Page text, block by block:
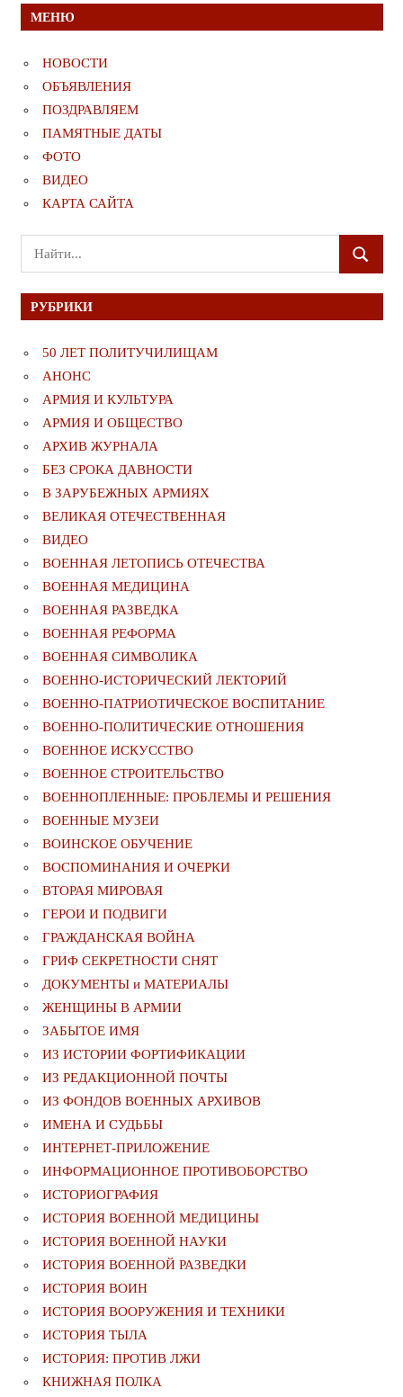
МЕНЮ
НОВОСТИ
ОБЪЯВЛЕНИЯ
ПОЗДРАВЛЯЕМ
ПАМЯТНЫЕ ДАТЫ
ФОТО
ВИДЕО
КАРТА САЙТА
Поиск
для:
ПОИСК
РУБРИКИ
50 ЛЕТ ПОЛИТУЧИЛИЩАМ
АНОНС
АРМИЯ И КУЛЬТУРА
АРМИЯ И ОБЩЕСТВО
АРХИВ ЖУРНАЛА
БЕЗ СРОКА ДАВНОСТИ
В ЗАРУБЕЖНЫХ АРМИЯХ
ВЕЛИКАЯ ОТЕЧЕСТВЕННАЯ
ВИДЕО
ВОЕННАЯ ЛЕТОПИСЬ ОТЕЧЕСТВА
ВОЕННАЯ МЕДИЦИНА
ВОЕННАЯ РАЗВЕДКА
ВОЕННАЯ РЕФОРМА
ВОЕННАЯ СИМВОЛИКА
ВОЕННО-ИСТОРИЧЕСКИЙ ЛЕКТОРИЙ
ВОЕННО-ПАТРИОТИЧЕСКОЕ ВОСПИТАНИЕ
ВОЕННО-ПОЛИТИЧЕСКИE ОТНОШЕНИЯ
ВОЕННОЕ ИСКУССТВО
ВОЕННОЕ СТРОИТЕЛЬСТВО
ВОЕННОПЛЕННЫЕ: ПРОБЛЕМЫ И РЕШЕНИЯ
ВОЕННЫЕ МУЗЕИ
ВОИНСКОЕ ОБУЧЕНИЕ
ВОСПОМИНАНИЯ И ОЧЕРКИ
ВТОРАЯ МИРОВАЯ
ГЕРОИ И ПОДВИГИ
ГРАЖДАНСКАЯ ВОЙНА
ГРИФ СЕКРЕТНОСТИ СНЯТ
ДОКУМЕНТЫ и МАТЕРИАЛЫ
ЖЕНЩИНЫ В АРМИИ
ЗАБЫТОЕ ИМЯ
ИЗ ИСТОРИИ ФОРТИФИКАЦИИ
ИЗ РЕДАКЦИОННОЙ ПОЧТЫ
ИЗ ФОНДОВ ВОЕННЫХ АРХИВОВ
ИМЕНА И СУДЬБЫ
ИНТЕРНЕТ-ПРИЛОЖЕНИЕ
ИНФОРМАЦИОННОЕ ПРОТИВОБОРСТВО
ИСТОРИОГРАФИЯ
ИСТОРИЯ ВОЕННОЙ МЕДИЦИНЫ
ИСТОРИЯ ВОЕННОЙ НАУКИ
ИСТОРИЯ ВОЕННОЙ РАЗВЕДКИ
ИСТОРИЯ ВОИН
ИСТОРИЯ ВООРУЖЕНИЯ И ТЕХНИКИ
ИСТОРИЯ ТЫЛА
ИСТОРИЯ: ПРОТИВ ЛЖИ
КНИЖНАЯ ПОЛКА